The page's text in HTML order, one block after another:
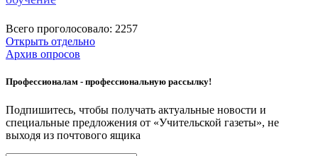
Всего проголосовало: 2257
Открыть отдельно
Архив опросов
Профессионалам - профессиональную рассылку!
Подпишитесь, чтобы получать актуальные новости и
специальные предложения от «Учительской газеты», не
выходя из почтового ящика